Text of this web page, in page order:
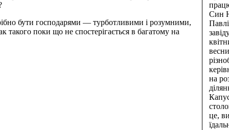
бути господарями — турботливими і розумними,
такого поки що не спостерігається в багатому на
Син
на
це,